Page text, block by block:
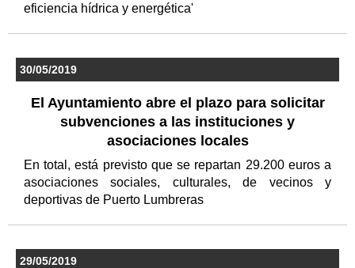
eficiencia hídrica y energética'
30/05/2019
El Ayuntamiento abre el plazo para solicitar
subvenciones a las instituciones y
asociaciones locales
En total, está previsto que se repartan 29.200 euros a
asociaciones sociales, culturales, de vecinos y
deportivas de Puerto Lumbreras
29/05/2019